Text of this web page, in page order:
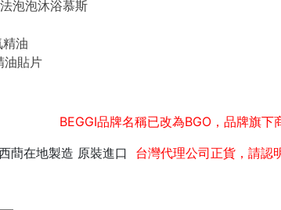
泡泡沐浴慕斯
油
油貼片
BEGGI品牌名稱已改為BGO，品牌旗
蕳在地製造 原裝進口 台灣代理公司正貨，請認